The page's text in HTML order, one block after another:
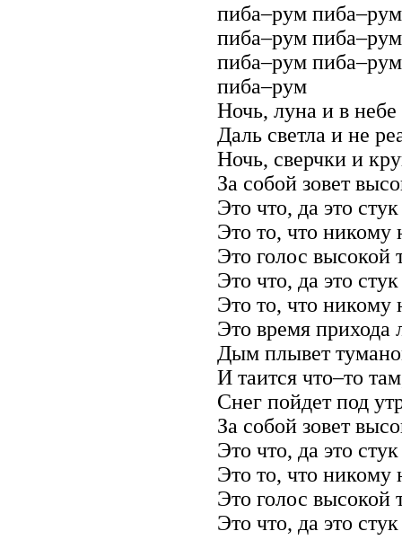
пиба–рум
пиба–рум
пиба–рум
пиба–рум
Ночь, луна и в небе
Даль светла и не
Ночь, сверчки и
За собой зовет
Это что, да это
Это то, что
Это голос высокой
Это что, да это
Это то, что
Это время прихода
Дым плывет
И таится что–то
Снег пойдет под
За собой зовет
Это что, да это
Это то, что
Это голос высокой
Это что, да это